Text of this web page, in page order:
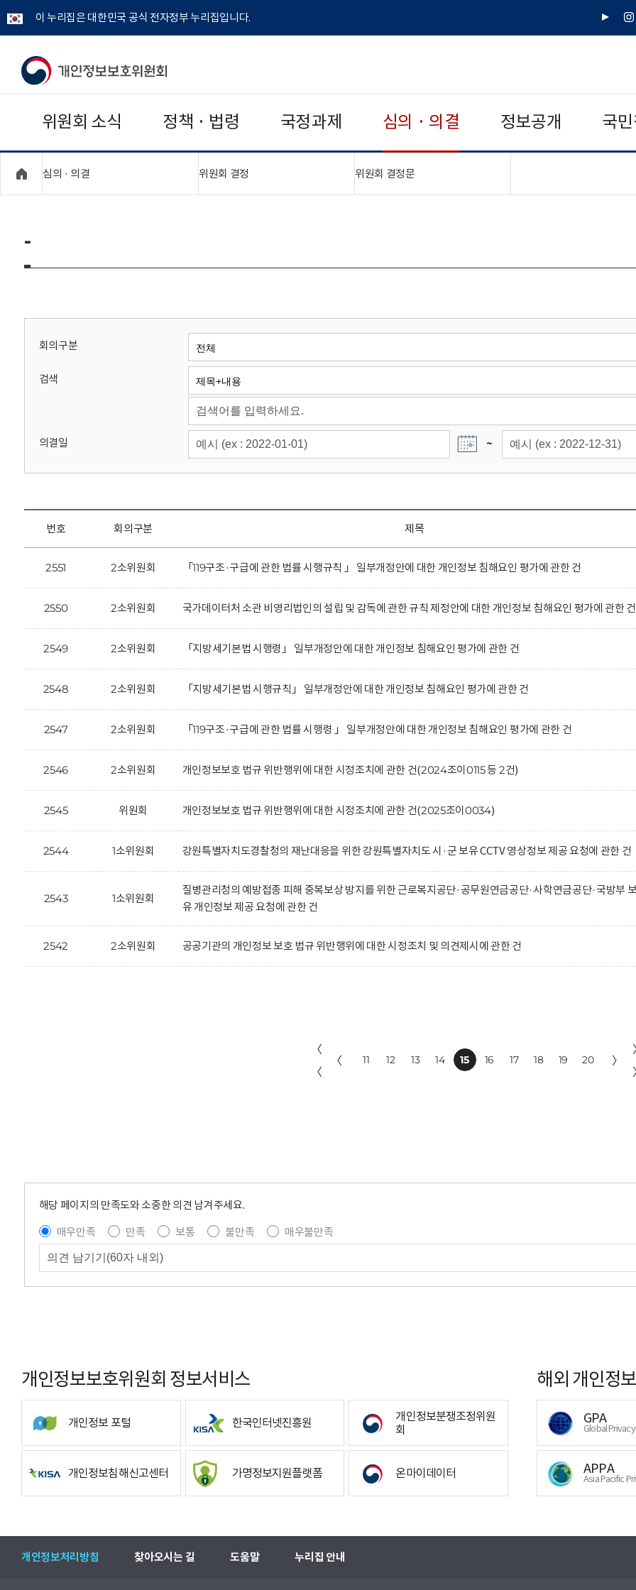
이 누리집은 대한민국 공식 전자정부 누리집입니다.
유
인
개
보
보
위
회
위원회 소식 정책 · 법령 국정과제 심의 · 의결 정보공개 국
심의 · 의결 위원회 결정 위원회 결정문"접기,펼치기"
-
회의구분
검색
의결일 ~
번호 회의구분 제목
2551 2소위원회 「119구조·구급에 관한 법률 시행규칙 」 일부개정안에 대한 개인정보 침해요인 평가에 관한 건
2550 2소위원회 국가데이터처 소관 비영리법인의 설립 및 감독에 관한 규칙 제정안에 대한 개인정보 침해요인 평가에 관한 건
2549 2소위원회 「지방세기본법 시행령」 일부개정안에 대한 개인정보 침해요인 평가에 관한 건
2548 2소위원회 「지방세기본법 시행규칙」 일부개정안에 대한 개인정보 침해요인 평가에 관한 건
2547 2소위원회 「119구조·구급에 관한 법률 시행령 」 일부개정안에 대한 개인정보 침해요인 평가에 관한 건
2546 2소위원회 개인정보보호 법규 위반행위에 대한 시정조치에 관한 건(2024조이0115 등 2건)
2545 위원회 개인정보보호 법규 위반행위에 대한 시정조치에 관한 건(2025조이0034)
2544 1소위원회 강원특별자치도경찰청의 재난대응을 위한 강원특별자치도 시·군 보유 CCTV 영상정보 제공 요청에 관한 건
2543 1소위원회
질병관리청의 예방접종 피해 중복보상 방지를 위한 근로복지공단·공무원연금공단·사학연금공단·국방부 보
유 개인정보 제공 요청에 관한 건
2542 2소위원회 공공기관의 개인정보 보호 법규 위반행위에 대한 시정조치 및 의견제시에 관한 건
〈
〈
〈 11 12 13 14 15 16 17 18 19 20 〉
해당 페이지의 만족도와 소중한 의견 남겨주세요.
매우만족
만족 보통 불만족
매우불만족
개인정보보호위원회 정보서비스
개인정보 포털 한국인터넷진흥원
개인정보분쟁조정위원
회
개인정보침해신고센터 가명정보지원플랫폼 온마이데이터
해외 개인정
GPA
Global
APPA
Asia Pacific
개인정보처리방침 찾아오시는 길 도움말 누리집 안내